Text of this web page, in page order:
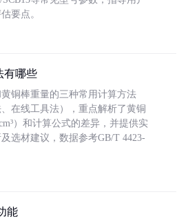
要点。
有哪些
铜棒重量的三种常用计算方法
、在线工具法），重点解析了黄铜
）和计算公式的差异，并提供实
选材建议，数据参考GB/T 4423-
能